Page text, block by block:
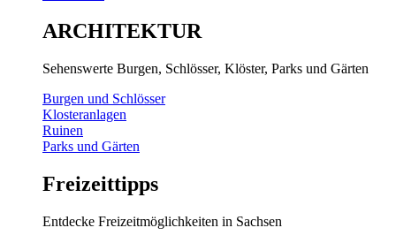
ARCHITEKTUR
Sehenswerte Burgen, Schlösser, Klöster, Parks und Gärten
Burgen und Schlösser
Klosteranlagen
Ruinen
Parks und Gärten
Freizeittipps
Entdecke Freizeitmöglichkeiten in Sachsen